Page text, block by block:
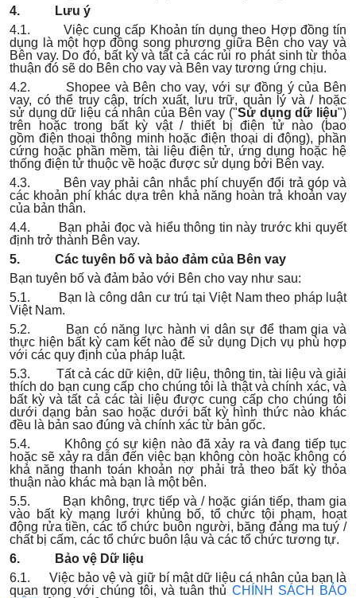
4. Lưu ý
4.1. Việc cung cấp Khoản tín dụng theo Hợp đồng tín
dụng là một hợp đồng song phương giữa Bên cho vay và
Bên vay. Do đó, bất kỳ và tất cả các rủi ro phát sinh từ thỏa
thuận đó sẽ do Bên cho vay và Bên vay tương ứng chịu.
4.2. Shopee và Bên cho vay, với sự đồng ý của Bên
vay, có thể truy cập, trích xuất, lưu trữ, quản lý và / hoặc
sử dụng dữ liệu cá nhân của Bên vay ("Sử dụng dữ liệu")
trên hoặc trong bất kỳ vật / thiết bị điện tử nào (bao
gồm điện thoại thông minh hoặc điện thoại di động), phần
cứng hoặc phần mềm, tài liệu điện tử, ứng dụng hoặc hệ
thống điện tử thuộc về hoặc được sử dụng bởi Bên vay.
4.3. Bên vay phải cân nhắc phí chuyển đổi trả góp và
các khoản phí khác dựa trên khả năng hoàn trả khoản vay
của bản thân.
4.4. Bạn phải đọc và hiểu thông tin này trước khi quyết
định trở thành Bên vay.
5. Các tuyên bố và bảo đảm của Bên vay
Bạn tuyên bố và đảm bảo với Bên cho vay như sau:
5.1. Bạn là công dân cư trú tại Việt Nam theo pháp luật
Việt Nam.
5.2. Bạn có năng lực hành vi dân sự để tham gia và
thực hiện bất kỳ cam kết nào để sử dụng Dịch vụ phù hợp
với các quy định của pháp luật.
5.3. Tất cả các dữ kiện, dữ liệu, thông tin, tài liệu và giải
thích do bạn cung cấp cho chúng tôi là thật và chính xác, và
bất kỳ và tất cả các tài liệu được cung cấp cho chúng tôi
dưới dạng bản sao hoặc dưới bất kỳ hình thức nào khác
đều là bản sao đúng và chính xác từ bản gốc.
5.4. Không có sự kiện nào đã xảy ra và đang tiếp tục
hoặc sẽ xảy ra dẫn đến việc bạn không còn hoặc không có
khả năng thanh toán khoản nợ phải trả theo bất kỳ thỏa
thuận nào khác mà bạn là một bên.
5.5. Bạn không, trực tiếp và / hoặc gián tiếp, tham gia
vào bất kỳ mạng lưới khủng bố, tổ chức tội phạm, hoạt
động rửa tiền, các tổ chức buôn người, băng đảng ma tuý /
chất bị cấm, các tổ chức buôn lậu và các tổ chức tương tự.
6. Bảo vệ Dữ liệu
6.1. Việc bảo vệ và giữ bí mật dữ liệu cá nhân của bạn là
quan trọng với chúng tôi, và tuân thủ CHÍNH SÁCH BẢO